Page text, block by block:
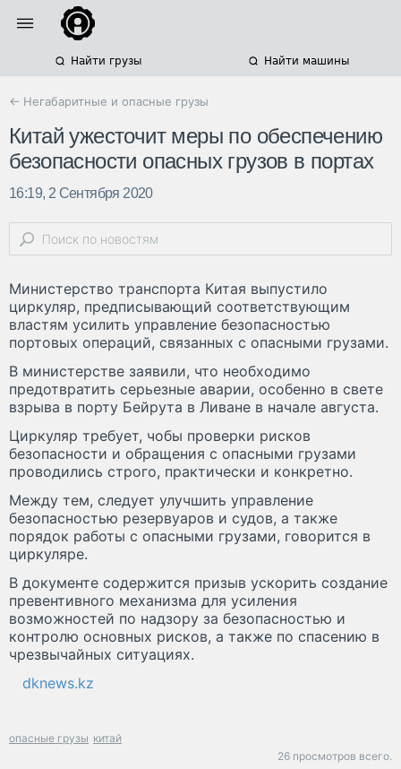
Найти грузы Найти машины
← Негабаритные и опасные грузы
Китай ужесточит меры по обеспечению
безопасности опасных грузов в портах
16:19, 2 Сентября 2020
Министерство транспорта Китая выпустило
циркуляр, предписывающий соответствующим
властям усилить управление безопасностью
портовых операций, связанных с опасными грузами.
В министерстве заявили, что необходимо
предотвратить серьезные аварии, особенно в свете
взрыва в порту Бейрута в Ливане в начале августа.
Циркуляр требует, чобы проверки рисков
безопасности и обращения с опасными грузами
проводились строго, практически и конкретно.
Между тем, следует улучшить управление
безопасностью резервуаров и судов, а также
порядок работы с опасными грузами, говорится в
циркуляре.
В документе содержится призыв ускорить создание
превентивного механизма для усиления
возможностей по надзору за безопасностью и
контролю основных рисков, а также по спасению в
чрезвычайных ситуациях.
dknews.kz
опасные грузы китай
26 просмотров всего.